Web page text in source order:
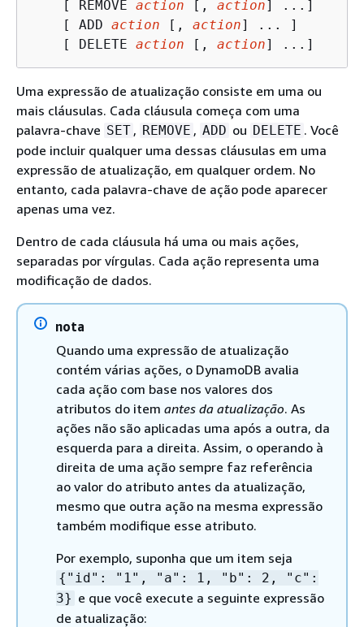
    [ REMOVE
action [, action] ...]
    [ ADD
action [, action] ... ]
    [ DELETE
action [, action] ...]
Uma expressão de atualização consiste em uma ou
mais cláusulas. Cada cláusula começa com uma
palavra-chave SET , REMOVE , ADD ou DELETE . Você
pode incluir qualquer uma dessas cláusulas em uma
expressão de atualização, em qualquer ordem. No
entanto, cada palavra-chave de ação pode aparecer
apenas uma vez.
Dentro de cada cláusula há uma ou mais ações,
separadas por vírgulas. Cada ação representa uma
modificação de dados.
nota
Quando uma expressão de atualização
contém várias ações, o DynamoDB avalia
cada ação com base nos valores dos
atributos do item antes da atualização. As
ações não são aplicadas uma após a outra, da
esquerda para a direita. Assim, o operando à
direita de uma ação sempre faz referência
ao valor do atributo antes da atualização,
mesmo que outra ação na mesma expressão
também modifique esse atributo.
Por exemplo, suponha que um item seja
{ "id": "1", "a": 1, "b": 2, "c":
3} e que você execute a seguinte expressão
de atualização: